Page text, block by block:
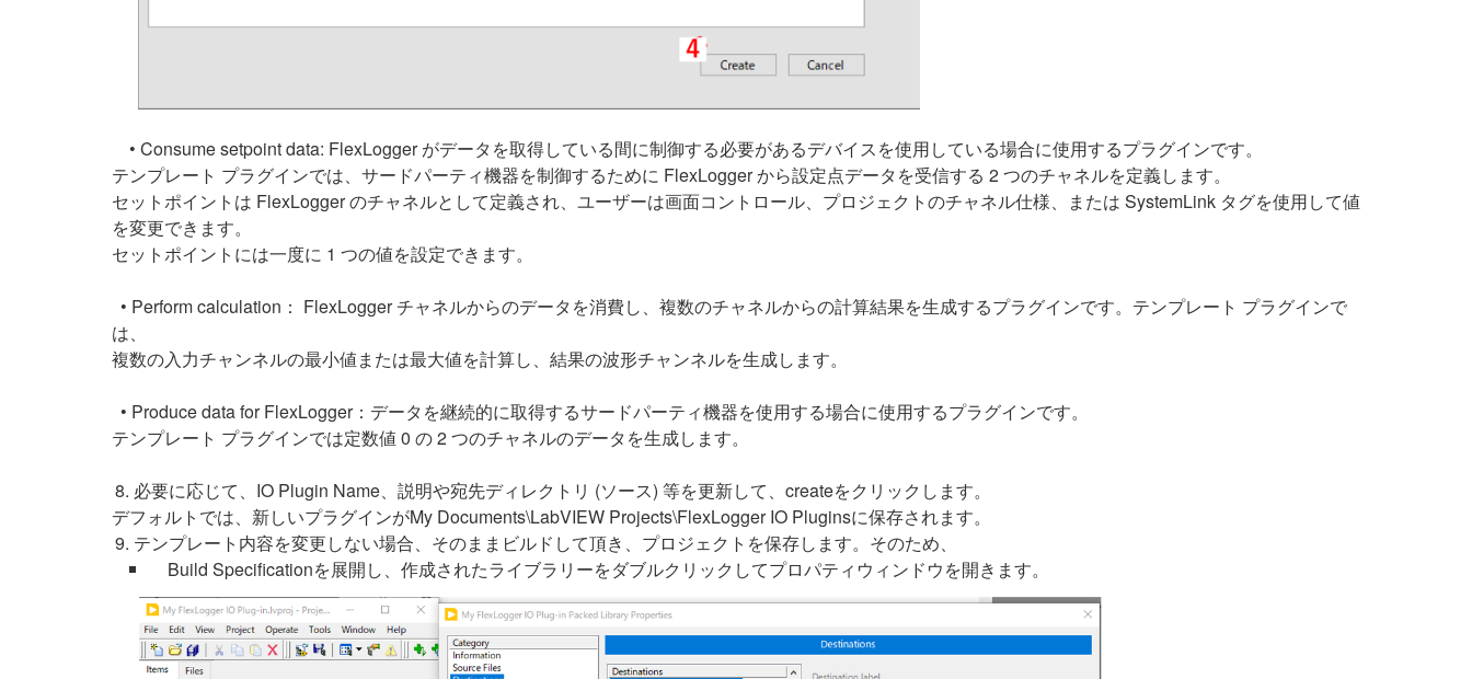
• Consume setpoint data: FlexLogger がデータを取得している間に制御する必要があるデバイスを使用している場合に使用するプラグインです。
テンプレート プラグインでは、サードパーティ機器を制御するために FlexLogger から設定点データを受信する 2 つのチャネルを定義します。
セットポイントは FlexLogger のチャネルとして定義され、ユーザーは画面コントロール、プロジェクトのチャネル仕様、または SystemLink タグを使用して値
を変更できます。
セットポイントには一度に 1 つの値を設定できます。
• Perform calculation： FlexLogger チャネルからのデータを消費し、複数のチャネルからの計算結果を生成するプラグインです。テンプレート プラグインで
は、
複数の入力チャンネルの最小値または最大値を計算し、結果の波形チャンネルを生成します。
• Produce data for FlexLogger：データを継続的に取得するサードパーティ機器を使用する場合に使用するプラグインです。
テンプレート プラグインでは定数値 0 の 2 つのチャネルのデータを生成します。
必要に応じて、IO Plugin Name、説明や宛先ディレクトリ (ソース) 等を更新して、createをクリックします。
デフォルトでは、新しいプラグインがMy Documents\LabVIEW Projects\FlexLogger IO Pluginsに保存されます。
テンプレート内容を変更しない場合、そのままビルドして頂き、プロジェクトを保存します。そのため、
Build Specificationを展開し、作成されたライブラリーをダブルクリックしてプロパティウィンドウを開きます。